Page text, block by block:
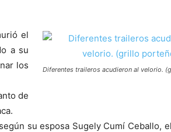
Diferentes traileros acudieron al velorio.
el
a su
los
de
su esposa Sugely Cumí Ceballo,